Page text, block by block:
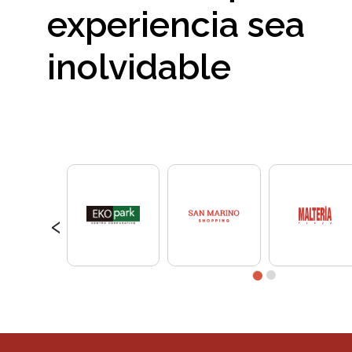
experiencia sea
inolvidable
‹